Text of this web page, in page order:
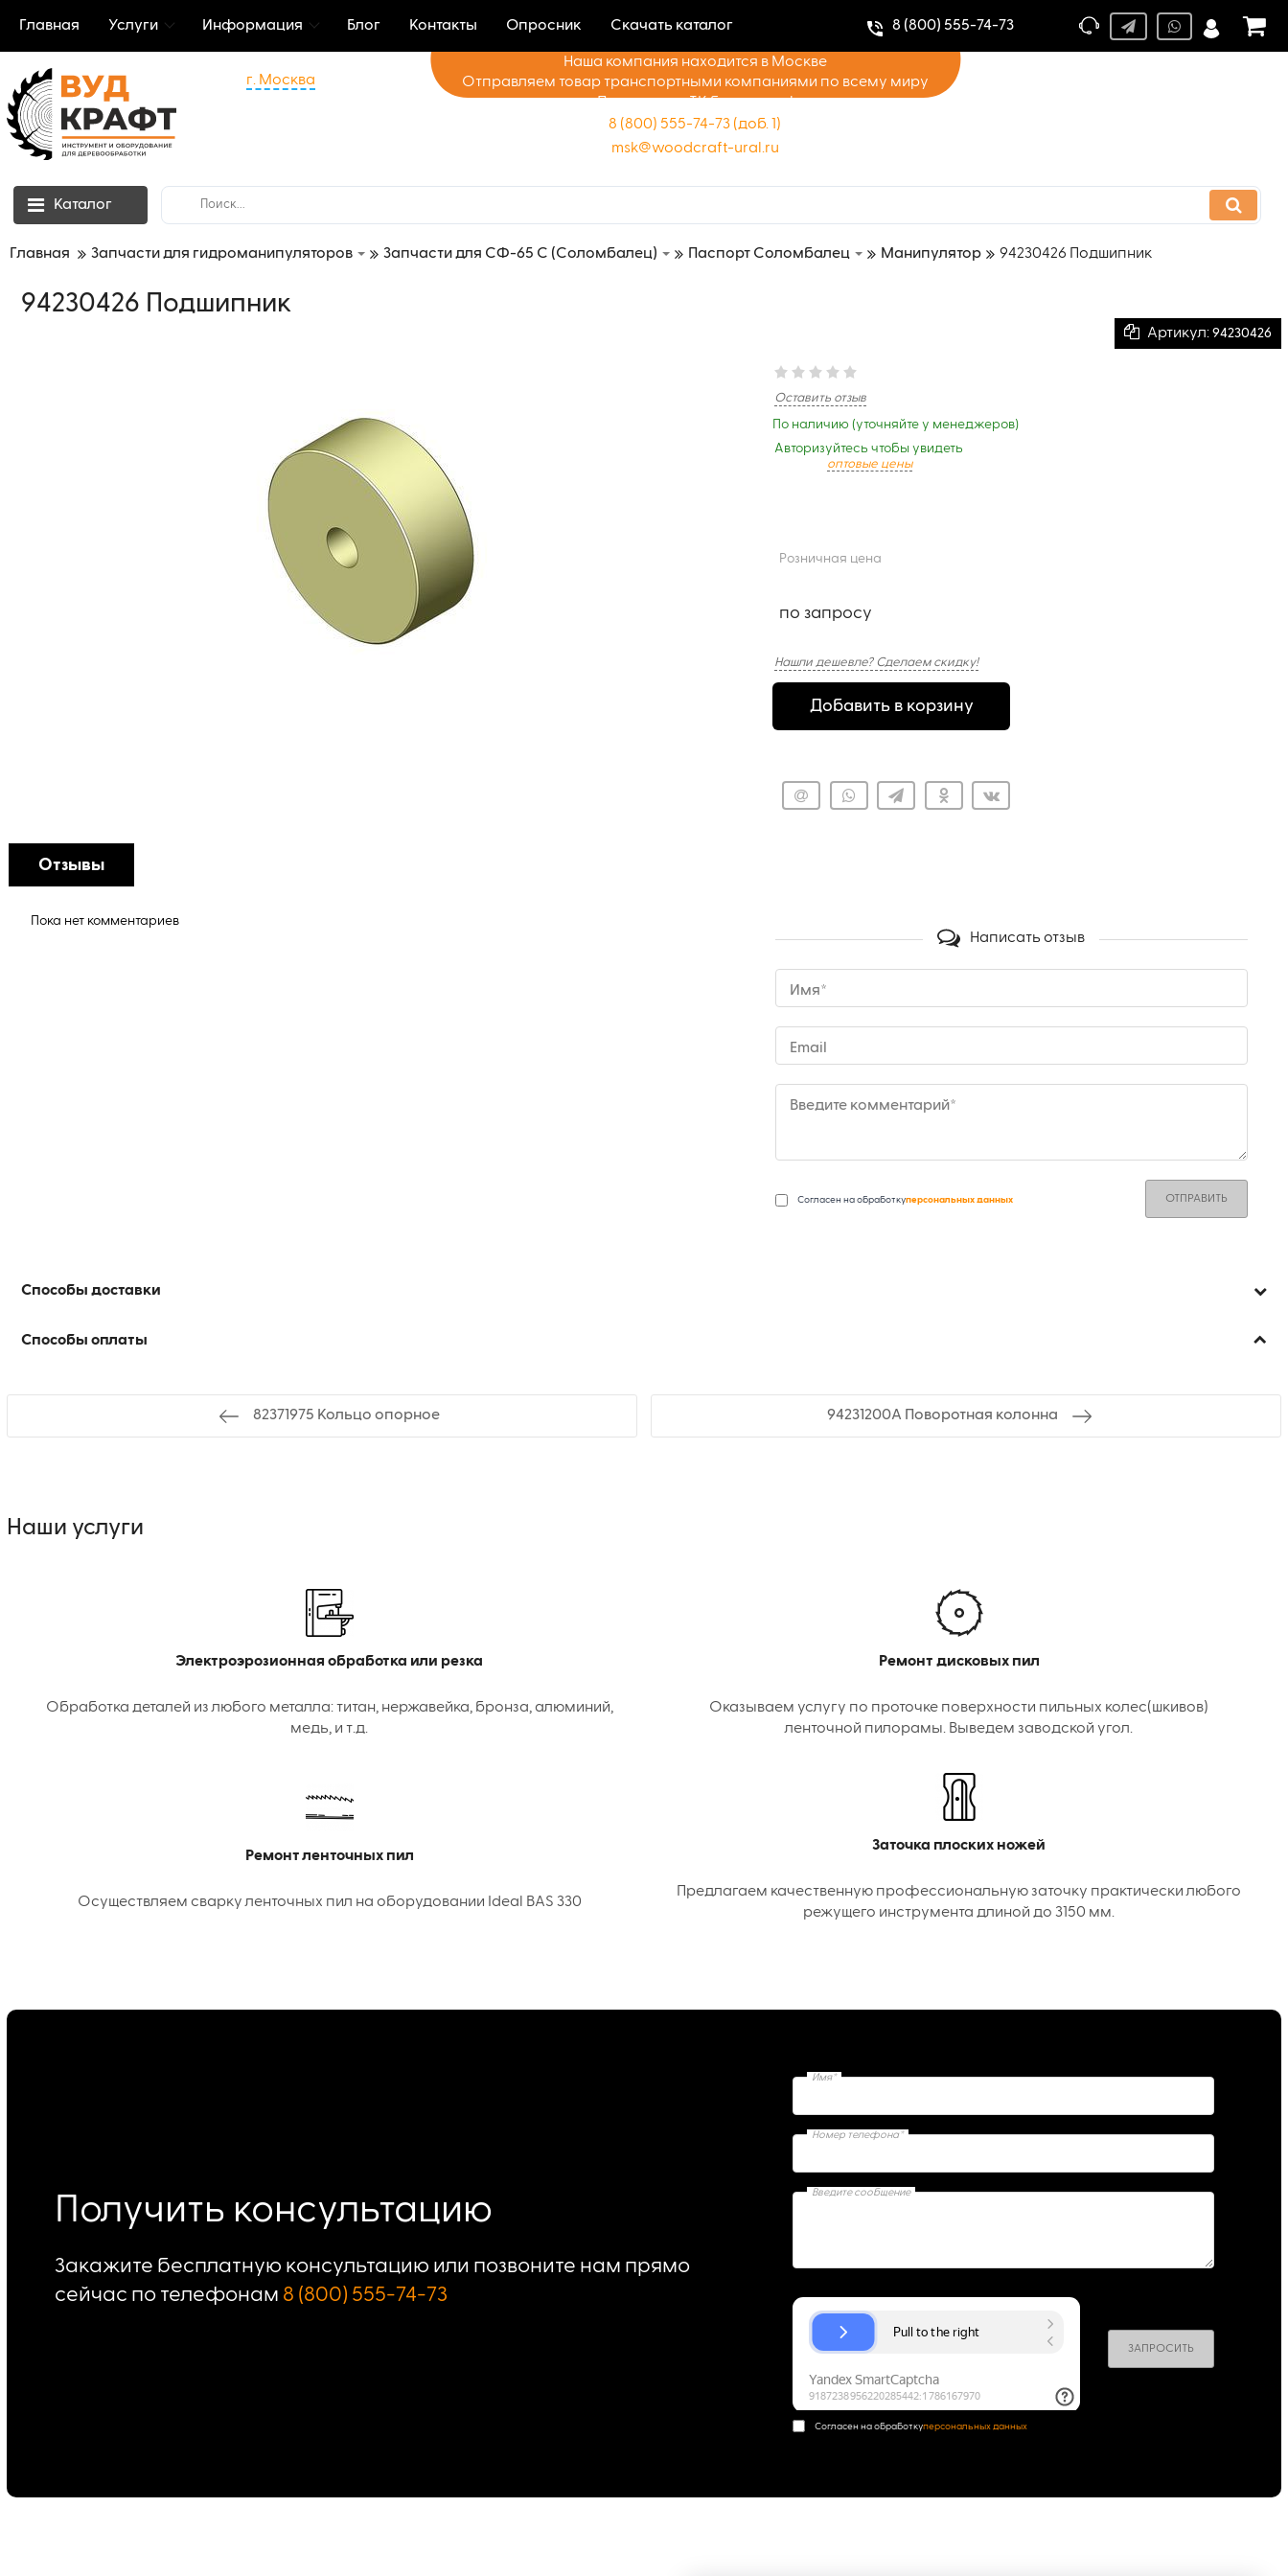
Главная Услуги Информация Блог Контакты Опросник Скачать каталог 8 (800) 555-74-73
г. Москва
Наша компания находится в Москве
Отправляем товар транспортными компаниями по всему миру
Доставка до ТК бесплатно!
8 (800) 555-74-73 (доб. 1)
msk@woodcraft-ural.ru
Каталог
Главная Запчасти для гидроманипуляторов Запчасти для СФ-65 С (Соломбалец) Паспорт Соломбалец Манипулятор 94230426 Подшипник
94230426 Подшипник
Артикул: 94230426
Оставить отзыв
По наличию (уточняйте у менеджеров)
Авторизуйтесь чтобы увидеть
оптовые цены
Розничная цена
по запросу
Нашли дешевле? Сделаем скидку!
Добавить в корзину
Отзывы
Пока нет комментариев
Написать отзыв
Имя*
Email
Введите комментарий*
Согласен на обработкуперсональных данных
Способы доставки
Способы оплаты
82371975 Кольцо опорное 94231200А Поворотная колонна
Наши услуги
Электроэрозионная обработка или резка
Обработка деталей из любого металла: титан, нержавейка, бронза, алюминий,
медь, и т.д.
Ремонт дисковых пил
Оказываем услугу по проточке поверхности пильных колес(шкивов)
ленточной пилорамы. Выведем заводской угол.
Ремонт ленточных пил
Осуществляем сварку ленточных пил на оборудовании Ideal BAS 330
Заточка плоских ножей
Предлагаем качественную профессиональную заточку практически любого
режущего инструмента длиной до 3150 мм.
Получить консультацию
Закажите бесплатную консультацию или позвоните нам прямо
сейчас по телефонам 8 (800) 555-74-73
Имя*
Номер телефона*
Введите сообщение
ЗАПРОСИТЬ
Согласен на обработкуперсональных данных